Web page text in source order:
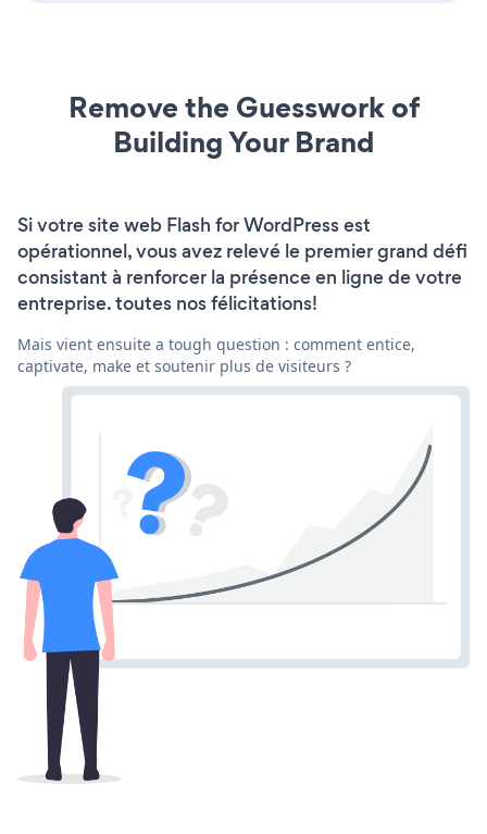
Remove the Guesswork of
Building Your Brand
Si votre site web Flash for WordPress est
opérationnel, vous avez relevé le premier grand défi
consistant à renforcer la présence en ligne de votre
entreprise. toutes nos félicitations!
Mais vient ensuite a tough question : comment entice,
captivate, make et soutenir plus de visiteurs ?